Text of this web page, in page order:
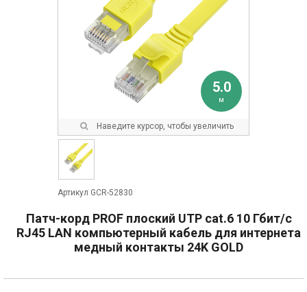
5.0
м
Наведите курсор, чтобы увеличить
Артикул GCR-52830
Патч-корд PROF плоский UTP cat.6 10 Гбит/с
RJ45 LAN компьютерный кабель для интернета
медный контакты 24K GOLD